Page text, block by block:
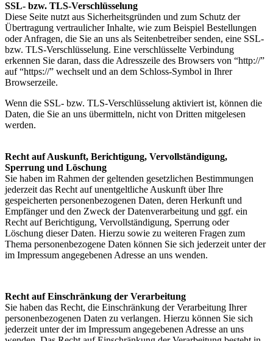
SSL- bzw. TLS-Verschlüsselung
Diese Seite nutzt aus Sicherheitsgründen und zum Schutz der
Übertragung vertraulicher Inhalte, wie zum Beispiel Bestellungen
oder Anfragen, die Sie an uns als Seitenbetreiber senden, eine SSL-
bzw. TLS-Verschlüsselung. Eine verschlüsselte Verbindung
erkennen Sie daran, dass die Adresszeile des Browsers von “http://”
auf “https://” wechselt und an dem Schloss-Symbol in Ihrer
Browserzeile.
Wenn die SSL- bzw. TLS-Verschlüsselung aktiviert ist, können die
Daten, die Sie an uns übermitteln, nicht von Dritten mitgelesen
werden.
Recht auf Auskunft, Berichtigung, Vervollständigung,
Sperrung und Löschung
Sie haben im Rahmen der geltenden gesetzlichen Bestimmungen
jederzeit das Recht auf unentgeltliche Auskunft über Ihre
gespeicherten personenbezogenen Daten, deren Herkunft und
Empfänger und den Zweck der Datenverarbeitung und ggf. ein
Recht auf Berichtigung, Vervollständigung, Sperrung oder
Löschung dieser Daten. Hierzu sowie zu weiteren Fragen zum
Thema personenbezogene Daten können Sie sich jederzeit unter der
im Impressum angegebenen Adresse an uns wenden.
Recht auf Einschränkung der Verarbeitung
Sie haben das Recht, die Einschränkung der Verarbeitung Ihrer
personenbezogenen Daten zu verlangen. Hierzu können Sie sich
jederzeit unter der im Impressum angegebenen Adresse an uns